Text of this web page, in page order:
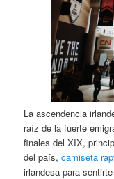
La ascendencia
raíz de la fuerte
finales del XIX,
del país,camiseta
irlandesa para